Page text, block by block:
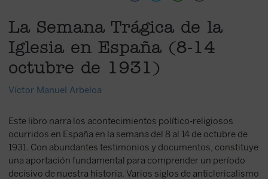
La Semana Trágica de la
Iglesia en España (8-14
octubre de 1931)
Víctor Manuel Arbeloa
Este libro narra los acontecimientos político-religiosos
ocurridos en España en la semana del 8 al 14 de octubre de
1931. Con abundantes testimonios y documentos, constituye
una aportación fundamental para comprender un período
decisivo de nuestra historia. Varios siglos de anticlericalismo